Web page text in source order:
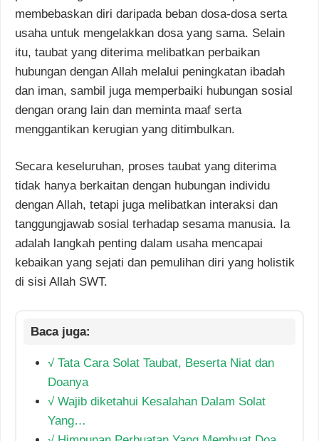
membebaskan diri daripada beban dosa-dosa serta
usaha untuk mengelakkan dosa yang sama. Selain
itu, taubat yang diterima melibatkan perbaikan
hubungan dengan Allah melalui peningkatan ibadah
dan iman, sambil juga memperbaiki hubungan sosial
dengan orang lain dan meminta maaf serta
menggantikan kerugian yang ditimbulkan.
Secara keseluruhan, proses taubat yang diterima
tidak hanya berkaitan dengan hubungan individu
dengan Allah, tetapi juga melibatkan interaksi dan
tanggungjawab sosial terhadap sesama manusia. Ia
adalah langkah penting dalam usaha mencapai
kebaikan yang sejati dan pemulihan diri yang holistik
di sisi Allah SWT.
√ Tata Cara Solat Taubat, Beserta Niat dan
Doanya
√ Wajib diketahui Kesalahan Dalam Solat
Yang…